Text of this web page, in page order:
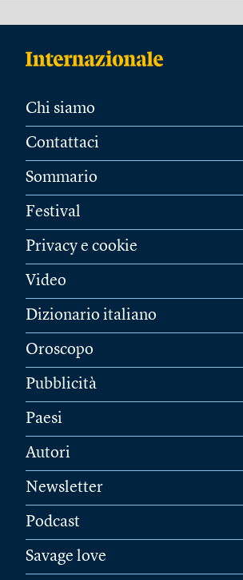
Chi siamo
Contattaci
Sommario
Festival
Privacy e cookie
Video
Dizionario italiano
Oroscopo
Pubblicità
Paesi
Autori
Newsletter
Podcast
Savage love